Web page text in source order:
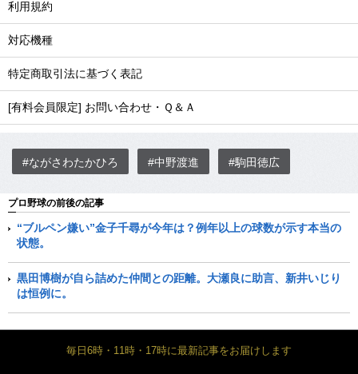
利用規約
対応機種
特定商取引法に基づく表記
[有料会員限定] お問い合わせ・Ｑ＆Ａ
#ながさわたかひろ #中野渡進 #駒田徳広
プロ野球の前後の記事
“ブルペン嫌い”金子千尋が今年は？例年以上の球数が示す本当の
状態。
黒田博樹が自ら詰めた仲間との距離。大瀬良に助言、新井いじり
は恒例に。
毎日6時・11時・17時に最新記事をお届けします